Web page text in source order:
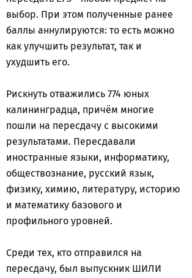
выбор. При этом полученные ранее
баллы аннулируются: то есть можно
как улучшить результат, так и
ухудшить его.
Рискнуть отважились 774 юных
калининградца, причём многие
пошли на пересдачу с высокими
результатами. Пересдавали
иностранные языки, информатику,
обществознание, русский язык,
физику, химию, литературу, историю
и математику базового и
профильного уровней.
Среди тех, кто отправился на
пересдачу, был выпускник ШИЛИ